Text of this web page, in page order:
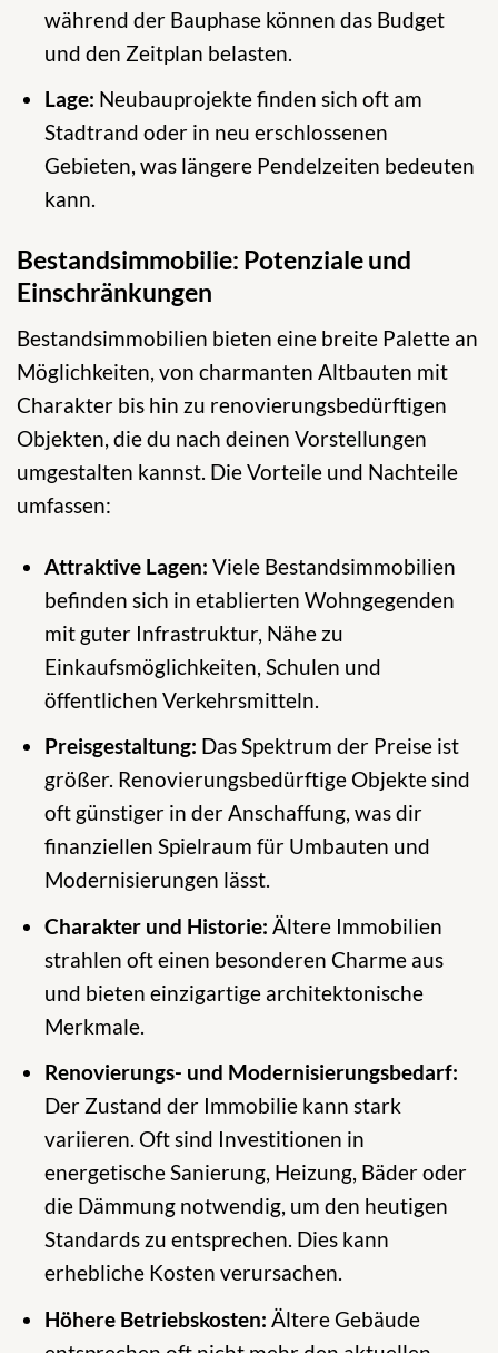
während der Bauphase können das Budget
und den Zeitplan belasten.
Lage: Neubauprojekte finden sich oft am
Stadtrand oder in neu erschlossenen
Gebieten, was längere Pendelzeiten bedeuten
kann.
Bestandsimmobilie: Potenziale und
Einschränkungen
Bestandsimmobilien bieten eine breite Palette an
Möglichkeiten, von charmanten Altbauten mit
Charakter bis hin zu renovierungsbedürftigen
Objekten, die du nach deinen Vorstellungen
umgestalten kannst. Die Vorteile und Nachteile
umfassen:
Attraktive Lagen: Viele Bestandsimmobilien
befinden sich in etablierten Wohngegenden
mit guter Infrastruktur, Nähe zu
Einkaufsmöglichkeiten, Schulen und
öffentlichen Verkehrsmitteln.
Preisgestaltung: Das Spektrum der Preise ist
größer. Renovierungsbedürftige Objekte sind
oft günstiger in der Anschaffung, was dir
finanziellen Spielraum für Umbauten und
Modernisierungen lässt.
Charakter und Historie: Ältere Immobilien
strahlen oft einen besonderen Charme aus
und bieten einzigartige architektonische
Merkmale.
Renovierungs- und Modernisierungsbedarf:
Der Zustand der Immobilie kann stark
variieren. Oft sind Investitionen in
energetische Sanierung, Heizung, Bäder oder
die Dämmung notwendig, um den heutigen
Standards zu entsprechen. Dies kann
erhebliche Kosten verursachen.
Höhere Betriebskosten: Ältere Gebäude